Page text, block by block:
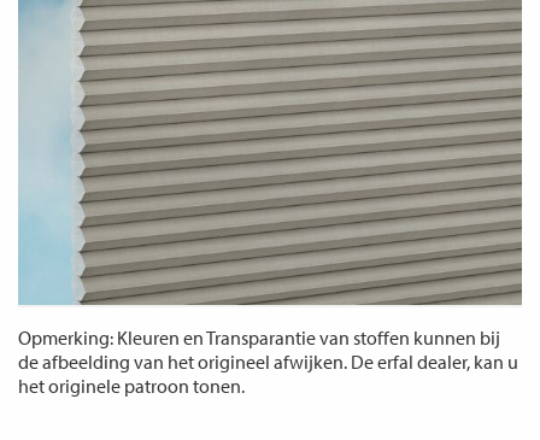
Opmerking: Kleuren en Transparantie van stoffen kunnen bij
de afbeelding van het origineel afwijken. De erfal dealer, kan u
het originele patroon tonen.